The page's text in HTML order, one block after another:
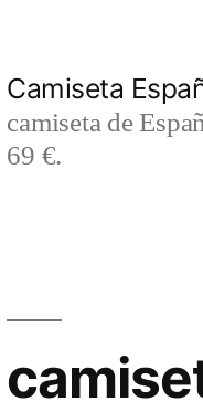
Camiseta
camiseta de
69 €.